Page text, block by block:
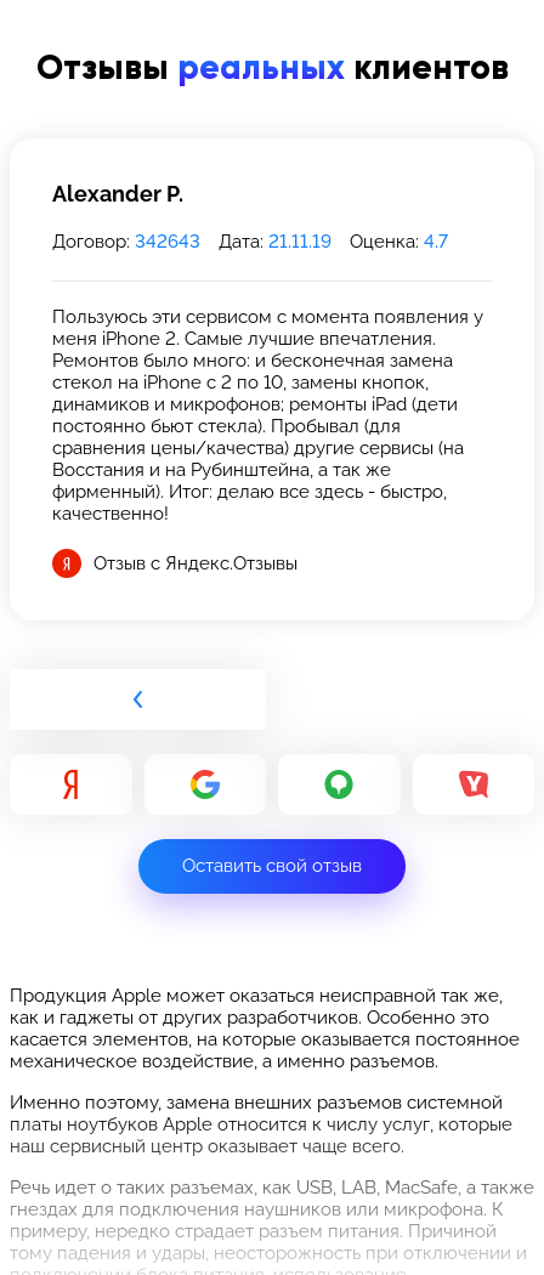
Отзывы реальныхклиентов
Alexander P.
Договор: 342643 Дата: 21.11.19 Оценка: 4.7
Пользуюсь эти сервисом с момента появления у
меня iPhone 2. Самые лучшие впечатления.
Ремонтов было много: и бесконечная замена
стекол на iPhone с 2 по 10, замены кнопок,
динамиков и микрофонов; ремонты iPad (дети
постоянно бьют стекла). Пробывал (для
сравнения цены/качества) другие сервисы (на
Восстания и на Рубинштейна, а так же
фирменный). Итог: делаю все здесь - быстро,
качественно!
Отзыв с Яндекс.Отзывы
Оставить свой отзыв
Продукция Apple может оказаться неисправной так же,
как и гаджеты от других разработчиков. Особенно это
касается элементов, на которые оказывается постоянное
механическое воздействие, а именно разъемов.
Именно поэтому, замена внешних разъемов системной
платы ноутбуков Apple относится к числу услуг, которые
наш сервисный центр оказывает чаще всего.
Речь идет о таких разъемах, как USB, LAB, MacSafe, а также
гнездах для подключения наушников или микрофона. К
примеру, нередко страдает разъем питания. Причиной
тому падения и удары, неосторожность при отключении и